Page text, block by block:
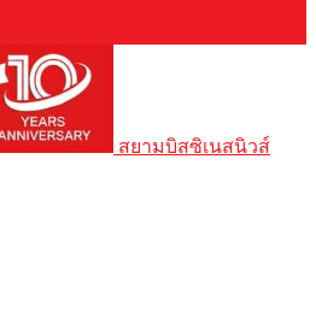
สยามบิสซิเนสนิวส์